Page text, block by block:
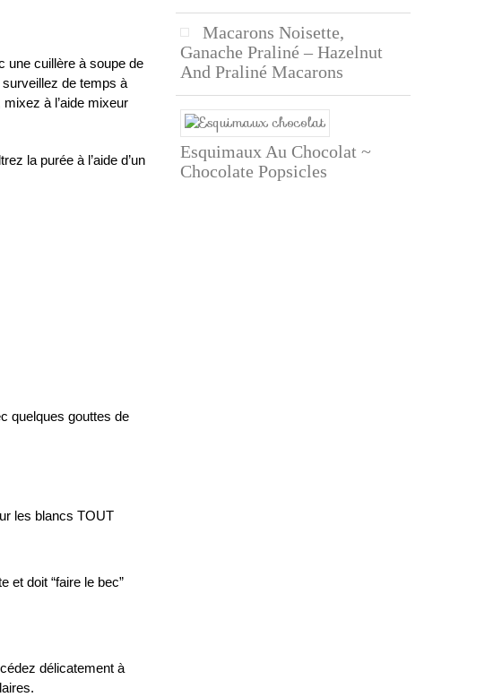
une cuillère à soupe de
de temps à
à l’aide mixeur
la purée à l’aide d’un
quelques gouttes de
les blancs TOUT
et doit “faire le bec”
délicatement à
Macarons Noisette,
Ganache Praliné – Hazelnut
And Praliné Macarons
Esquimaux Au Chocolat ~
Chocolate Popsicles